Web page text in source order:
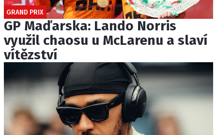
GRAND PRIX
GP Maďarska: Lando Norris
využil chaosu u McLarenu a slaví
vítězství